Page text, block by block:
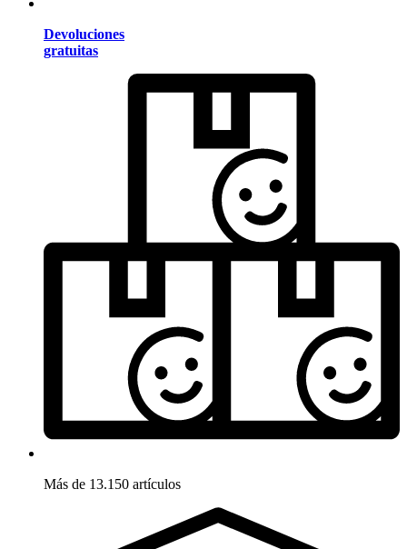
Devoluciones
gratuitas
Más de 13.150 artículos